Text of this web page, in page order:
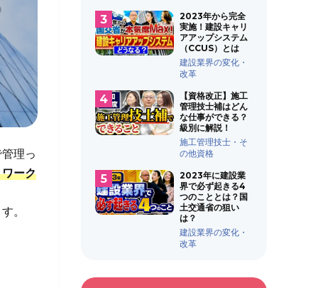
理っ
ーク
。
2023年から完全
実施！建設キャリ
アアップシステム
（CCUS）とは
建設業界の変化・
改革
【資格改正】施工
管理技士補はどん
な仕事ができる？
級別に解説！
施工管理技士・そ
の他資格
2023年に建設業
界で必ず起きる4
つのこととは？国
土交通省の狙い
は？
建設業界の変化・
改革